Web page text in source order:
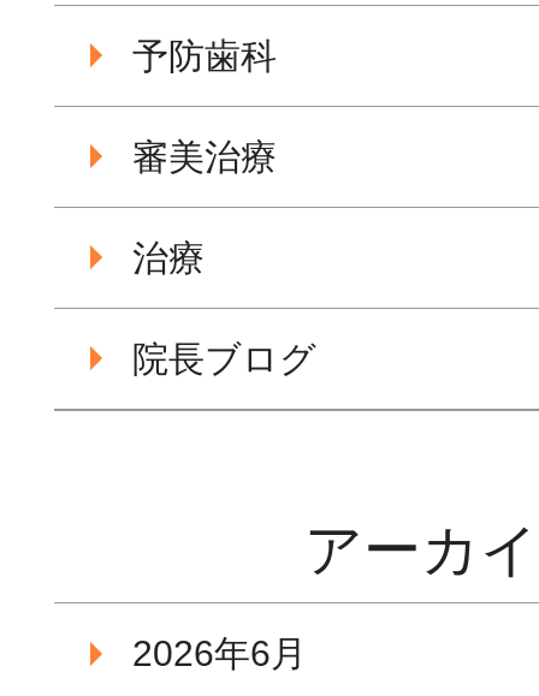
予防歯科
審美治療
治療
院長ブログ
アーカ
2026年6月